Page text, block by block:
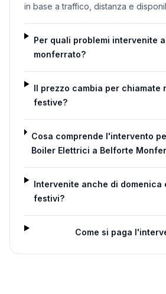
in base a traffico, distanza e
Per quali problemi intervenite
monferrato?
Il prezzo cambia per chiamate
festive?
Cosa comprende l'intervento
Boiler Elettrici a Belforte
Intervenite anche di domenica
festivi?
Come si paga